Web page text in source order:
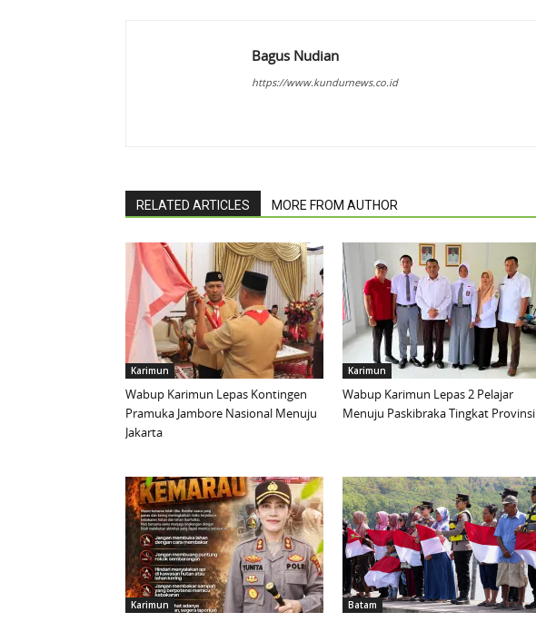
Bagus Nudian
https://www.kundurnews.co.id
RELATED ARTICLES MORE FROM AUTHOR
Karimun
Wabup Karimun Lepas Kontingen
Pramuka Jambore Nasional Menuju
Jakarta
Karimun
Wabup Karimun Lepas 2 Pelajar
Menuju Paskibraka Tingkat Provinsi
Karimun Batam